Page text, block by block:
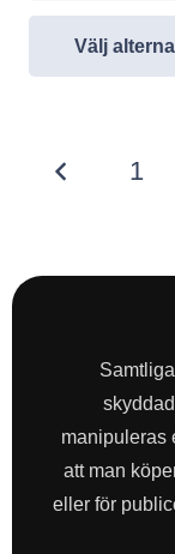
Välj
för
1
manipuleras
att man
eller för